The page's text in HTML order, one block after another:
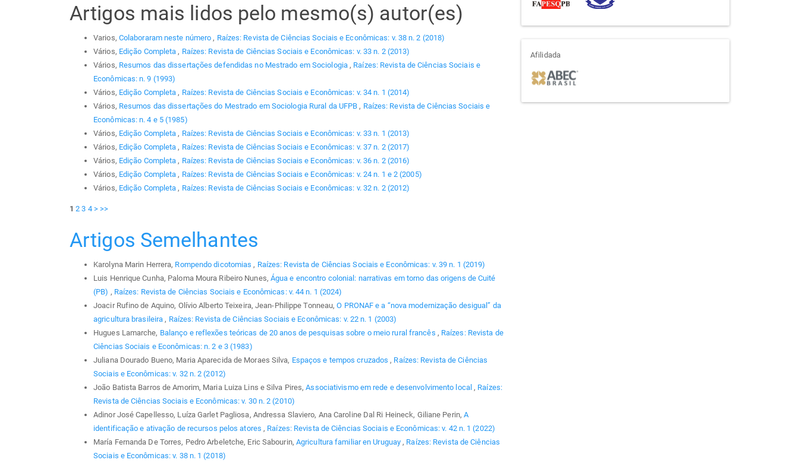
Artigos mais lidos pelo mesmo(s) autor(es)
Varios, Colaboraram neste número, Raízes: Revista de Ciências Sociais e Econômicas: v. 38 n. 2 (2018)
Vários, Edição Completa, Raízes: Revista de Ciências Sociais e Econômicas: v. 33 n. 2 (2013)
Vários, Resumos das dissertações defendidas no Mestrado em Sociologia, Raízes: Revista de Ciências Sociais e
Econômicas: n. 9 (1993)
Vários, Edição Completa, Raízes: Revista de Ciências Sociais e Econômicas: v. 34 n. 1 (2014)
Vários, Resumos das dissertações do Mestrado em Sociologia Rural da UFPB, Raízes: Revista de Ciências Sociais e
Econômicas: n. 4 e 5 (1985)
Vários, Edição Completa, Raízes: Revista de Ciências Sociais e Econômicas: v. 33 n. 1 (2013)
Vários, Edição Completa, Raízes: Revista de Ciências Sociais e Econômicas: v. 37 n. 2 (2017)
Vários, Edição Completa, Raízes: Revista de Ciências Sociais e Econômicas: v. 36 n. 2 (2016)
Vários, Edição Completa, Raízes: Revista de Ciências Sociais e Econômicas: v. 24 n. 1 e 2 (2005)
Vários, Edição Completa, Raízes: Revista de Ciências Sociais e Econômicas: v. 32 n. 2 (2012)
1 2 3 4 > >>
Artigos Semelhantes
Karolyna Marin Herrera, Rompendo dicotomias, Raízes: Revista de Ciências Sociais e Econômicas: v. 39 n. 1 (2019)
Luis Henrique Cunha, Paloma Moura Ribeiro Nunes, Água e encontro colonial: narrativas em torno das origens de Cuité
(PB) , Raízes: Revista de Ciências Sociais e Econômicas: v. 44 n. 1 (2024)
Joacir Rufino de Aquino, Olívio Alberto Teixeira, Jean-Philippe Tonneau,O PRONAF e a “nova modernização desigual” da
agricultura brasileira, Raízes: Revista de Ciências Sociais e Econômicas: v. 22 n. 1 (2003)
Hugues Lamarche, Balanço e reflexões teóricas de 20 anos de pesquisas sobre o meio rural francês , Raízes: Revista de
Ciências Sociais e Econômicas: n. 2 e 3 (1983)
Juliana Dourado Bueno, Maria Aparecida de Moraes Silva, Espaços e tempos cruzados, Raízes: Revista de Ciências
Sociais e Econômicas: v. 32 n. 2 (2012)
João Batista Barros de Amorim, Maria Luiza Lins e Silva Pires,Associativismo em rede e desenvolvimento local, Raízes:
Revista de Ciências Sociais e Econômicas: v. 30 n. 2 (2010)
Adinor José Capellesso, Luíza Garlet Pagliosa, Andressa Slaviero, Ana Caroline Dal Ri Heineck, Giliane Perin, A
identificação e ativação de recursos pelos atores, Raízes: Revista de Ciências Sociais e Econômicas: v. 42 n. 1 (2022)
María Fernanda De Torres, Pedro Arbeletche, Eric Sabourin, Agricultura familiar en Uruguay, Raízes: Revista de Ciências
Sociais e Econômicas: v. 38 n. 1 (2018)
afiliada
Afilidada